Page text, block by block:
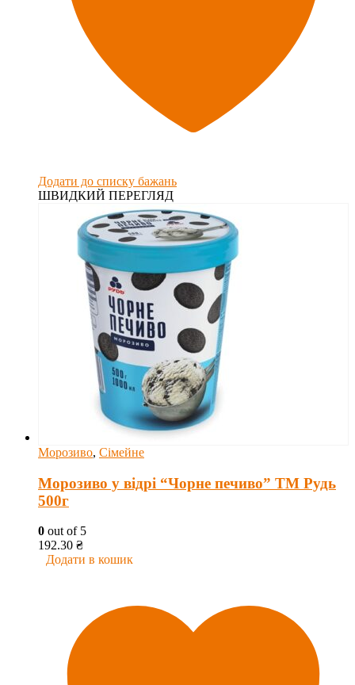
Додати до списку бажань
ШВИДКИЙ ПЕРЕГЛЯД
Морозиво, Сімейне
Морозиво у відрі “Чорне печиво” ТМ Рудь
500г
0 out of 5
192.30 ₴
Додати в кошик